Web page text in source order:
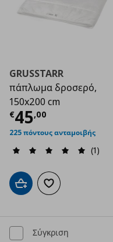
GRUSSTARR
πάπλωμα δροσερό,
150x200 cm
€45,00
Τρέχουσα
225 πόντους ανταμοιβής
(1)
Προσθήκη στο καλάθι
Προσθήκη στα
Σύγκριση